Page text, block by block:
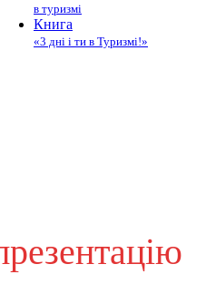
в туризмі
Книга
«3 дні і ти в Туризмі!»